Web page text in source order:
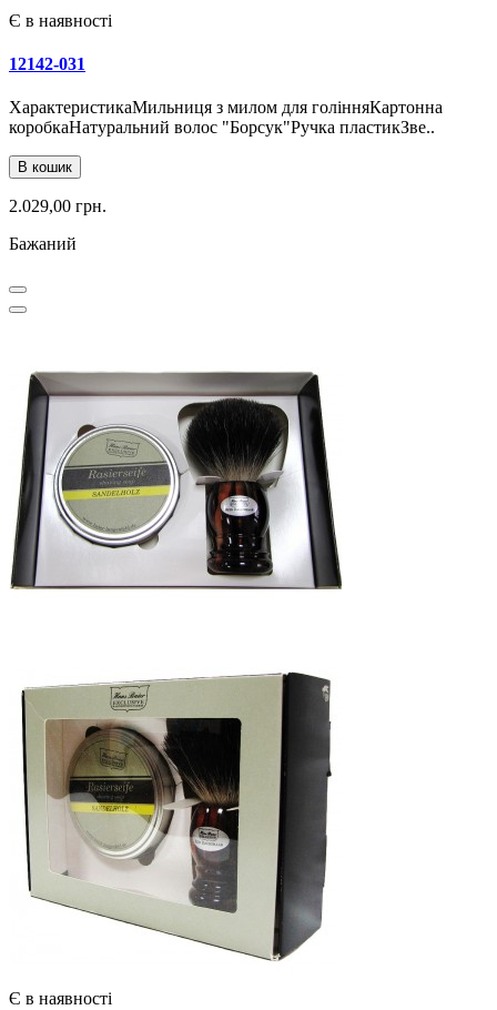
Є в наявності
12142-031
ХарактеристикаМильниця з милом для голінняКартонна
коробкаНатуральний волос "Борсук"Ручка пластикЗве..
В кошик
2.029,00 грн.
Бажаний
Є в наявності